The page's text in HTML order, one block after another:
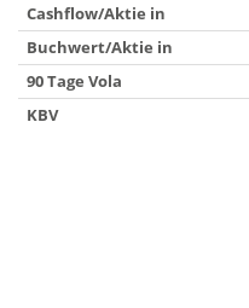
Cashflow/Aktie in
Buchwert/Aktie in
90 Tage Vola
KBV